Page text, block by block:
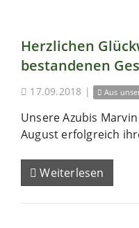
Herzlichen
bestandenen
17.09.2018 | Aus
Unsere Azubis
August erfolgreich
Weiterlesen